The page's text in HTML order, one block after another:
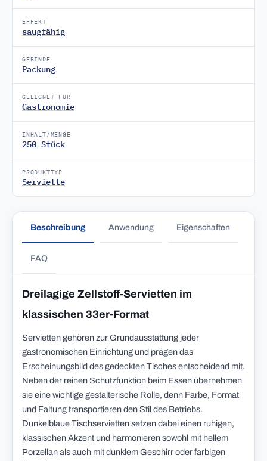
EFFEKT
saugfähig
GEBINDE
Packung
GEEIGNET FÜR
Gastronomie
INHALT/MENGE
250 Stück
PRODUKTTYP
Serviette
Beschreibung Anwendung Eigenschaften
FAQ
Dreilagige Zellstoff-Servietten im
klassischen 33er-Format
Servietten gehören zur Grundausstattung jeder
gastronomischen Einrichtung und prägen das
Erscheinungsbild des gedeckten Tisches entscheidend mit.
Neben der reinen Schutzfunktion beim Essen übernehmen
sie eine wichtige gestalterische Rolle, denn Farbe, Format
und Faltung transportieren den Stil des Betriebs.
Dunkelblaue Tischservietten setzen dabei einen ruhigen,
klassischen Akzent und harmonieren sowohl mit hellem
Porzellan als auch mit dunklem Geschirr oder farbigen